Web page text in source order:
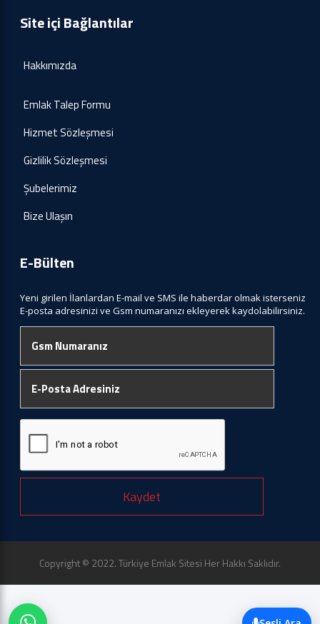
Site içi Bağlantılar
Hakkımızda
Emlak Talep Formu
Hizmet Sözleşmesi
Gizlilik Sözleşmesi
Şubelerimiz
Bize Ulaşın
E-Bülten
Yeni girilen İlanlardan E-mail ve SMS ile haberdar olmak isterseniz
E-posta adresinizi ve Gsm numaranızı ekleyerek kaydolabilirsiniz.
Kaydet
Copyright © 2022. Türkiye Emlak Sitesi Her Hakkı Saklıdır.